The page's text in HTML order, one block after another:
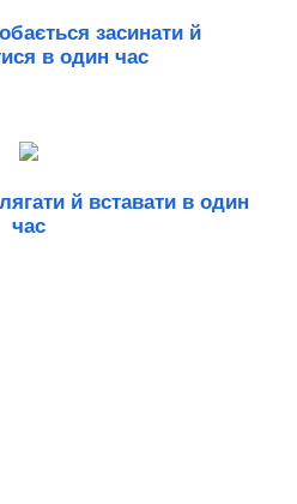
засинати й
в один час
й вставати в один
час